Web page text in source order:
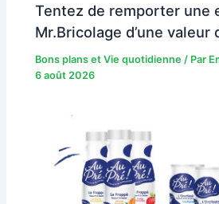
Tentez de remporter une
Mr.Bricolage d’une valeur
Bons plans et Vie quotidienne / Par
6 août 2026